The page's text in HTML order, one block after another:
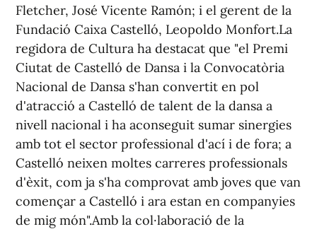
Fletcher, José Vicente Ramón; i el gerent de la
Fundació Caixa Castelló, Leopoldo Monfort.La
regidora de Cultura ha destacat que "el Premi
Ciutat de Castelló de Dansa i la Convocatòria
Nacional de Dansa s'han convertit en pol
d'atracció a Castelló de talent de la dansa a
nivell nacional i ha aconseguit sumar sinergies
amb tot el sector professional d'ací i de fora; a
Castelló neixen moltes carreres professionals
d'èxit, com ja s'ha comprovat amb joves que van
començar a Castelló i ara estan en companyies
de mig món".Amb la col·laboració de la